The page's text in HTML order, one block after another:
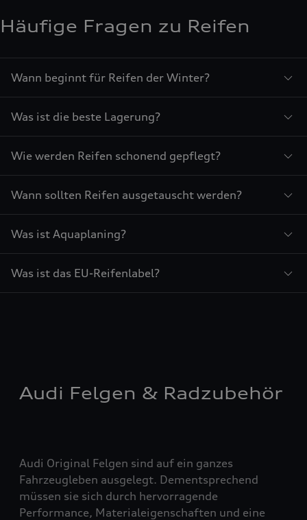
Häufige Fragen zu Reifen
Wann beginnt für Reifen der Winter?
Was ist die beste Lagerung?
Wie werden Reifen schonend gepflegt?
Wann sollten Reifen ausgetauscht werden?
Was ist Aquaplaning?
Was ist das EU-Reifenlabel?
Audi Felgen & Radzubehör
Audi Original Felgen sind auf ein ganzes
Fahrzeugleben ausgelegt. Dementsprechend
müssen sie sich durch hervorragende
Performance, Materialeigenschaften und eine